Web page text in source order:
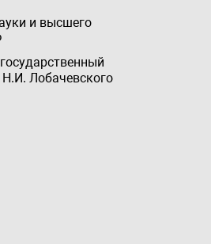
и высшего
Н.И. Лобачевского